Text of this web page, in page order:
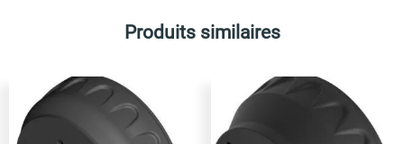
Produits similaires